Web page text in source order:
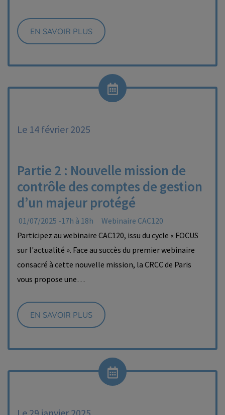
EN SAVOIR PLUS
Le 14 février 2025
Partie 2 : Nouvelle mission de
contrôle des comptes de gestion
d’un majeur protégé
01/07/2025 -17h à 18h
Webinaire CAC120
Participez au webinaire CAC120, issu du cycle « FOCUS
sur l'actualité ». Face au succès du premier webinaire
consacré à cette nouvelle mission, la CRCC de Paris
vous propose une…
EN SAVOIR PLUS